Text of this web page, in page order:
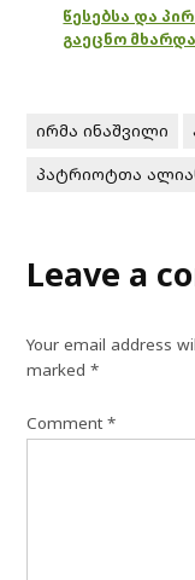
წესებსა და
გაეცნო
ირმა ინაშვილი
პატრიოტთა
Leave a
Your email address
marked*
Comment*